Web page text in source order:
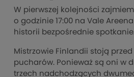
W pierwszej kolejności
o godzinie 17:00 na Vale
historii bezpośrednie
Mistrzowie Finlandii stoją
pucharów. Ponieważ są oni w
trzech nadchodzących